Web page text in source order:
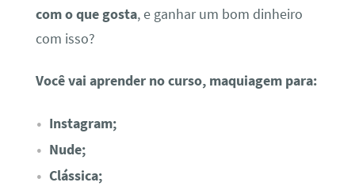
com o que gosta, e ganhar um bom dinheiro
com isso?
Você vai aprender no curso, maquiagem para:
Instagram;
Nude;
Clássica;